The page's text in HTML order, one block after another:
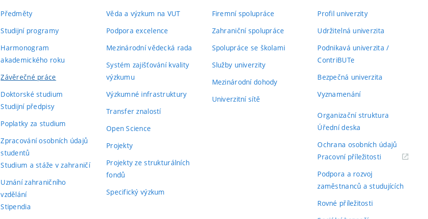
Výsledný počet bodů navržený vedoucím: 75
úroveň
technické
řešení práce, a to problematika včelaření, vizualizací a existujících metod pro analýzu
velkých datových souborů. Dále následují kapitoly analýzy, návrhu, implementace a
testování. Kapitola návrh obsahuje z větší části spíše analýzu existujícího nástroje
ApiVčelař, některé části navržené studentem obsahuje jen kapitola implementace.
Formální
úprava
technické
Formální úprava technické zprávy je na nižší úrovni. Práce obsahuje časté typografické
chyby (např. mezery před číslem poznámky pod čarou, překlepy). Jazyková stránka je
Práce s
literaturou
Student cituje 37 zdrojů, které se skládají převážně z vědeckých článků a knižních
publikací. Zvolené zdroje vhodně pokrývají popisovanou problematiku.
90
Student vytvořil řešení, které provádí datovou fúzi dvou zdrojů (OpenWeatherMap a
ApiVčelař) a jejich vizualizaci. Za tímto účelem student implementoval dvě aplikace. První
55
Předměty
Studijní programy
Harmonogram
akademického roku
Závěrečné práce
Doktorské studium
Studijní předpisy
Poplatky za studium
Zpracování osobních údajů
studentů
Studium a stáže v zahraničí
Uznání zahraničního
vzdělání
Stipendia
Věda a výzkum na VUT
Podpora excelence
Mezinárodní vědecká rada
Systém zajišťování kvality
výzkumu
Výzkumné infrastruktury
Transfer znalostí
Open Science
Projekty
Projekty ze strukturálních
fondů
Specifický výzkum
Firemní spolupráce
Zahraniční spolupráce
Spolupráce se školami
Služby univerzity
Mezinárodní dohody
Univerzitní sítě
Profil univerzity
Udržitelná univerzita
Podnikavá univerzita /
ContriBUTe
Bezpečná univerzita
Vyznamenání
Organizační struktura
Úřední deska
Ochrana osobních údajů
Pracovní příležitosti(externí
Podpora a rozvoj
zaměstnanců a studujících
Rovné příležitosti